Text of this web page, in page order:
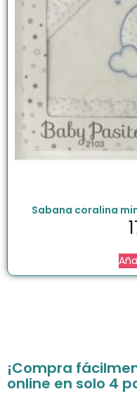
Sabana coralina
¡Compra
online en solo 4